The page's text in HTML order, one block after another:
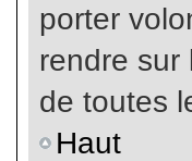
porter
rendre sur
de toutes
Haut